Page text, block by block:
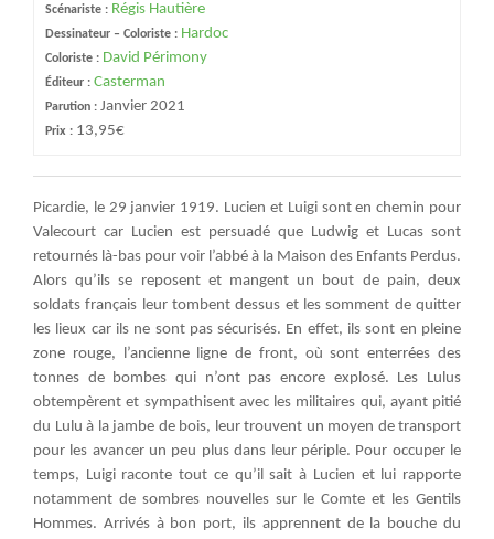
Scénariste : Régis Hautière
Dessinateur – Coloriste : Hardoc
Coloriste : David Périmony
Éditeur : Casterman
Parution : Janvier 2021
Prix : 13,95€
Picardie, le 29 janvier 1919. Lucien et Luigi sont en chemin pour
Valecourt car Lucien est persuadé que Ludwig et Lucas sont
retournés là-bas pour voir l’abbé à la Maison des Enfants Perdus.
Alors qu’ils se reposent et mangent un bout de pain, deux
soldats français leur tombent dessus et les somment de quitter
les lieux car ils ne sont pas sécurisés. En effet, ils sont en pleine
zone rouge, l’ancienne ligne de front, où sont enterrées des
tonnes de bombes qui n’ont pas encore explosé. Les Lulus
obtempèrent et sympathisent avec les militaires qui, ayant pitié
du Lulu à la jambe de bois, leur trouvent un moyen de transport
pour les avancer un peu plus dans leur périple. Pour occuper le
temps, Luigi raconte tout ce qu’il sait à Lucien et lui rapporte
notamment de sombres nouvelles sur le Comte et les Gentils
Hommes. Arrivés à bon port, ils apprennent de la bouche du